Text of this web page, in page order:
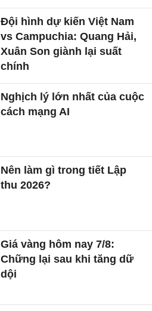
Đội hình dự kiến Việt Nam
vs Campuchia: Quang Hải,
Xuân Son giành lại suất
chính
Nghịch lý lớn nhất của cuộc
cách mạng AI
Nên làm gì trong tiết Lập
thu 2026?
Giá vàng hôm nay 7/8:
Chững lại sau khi tăng dữ
dội